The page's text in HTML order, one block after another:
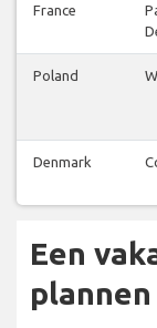
France
Poland
Denmark
Een